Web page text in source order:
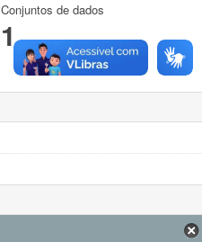
Conjuntos de dados
1